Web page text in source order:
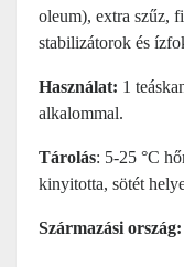
oleum), extra szűz,
stabilizátorok és
Használat: 1
alkalommal.
Tárolás: 5-25 °C
kinyitotta, sötét
Származási ország: